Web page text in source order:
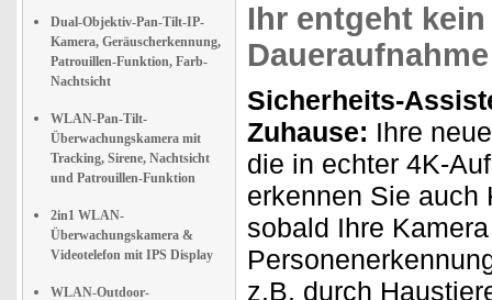
Dual-Objektiv-Pan-Tilt-IP-
Kamera, Geräuscherkennung,
Patrouillen-Funktion, Farb-
Nachtsicht
WLAN-Pan-Tilt-
Überwachungskamera mit
Tracking, Sirene, Nachtsicht
und Patrouillen-Funktion
2in1 WLAN-
Überwachungskamera &
Videotelefon mit IPS Display
WLAN-Outdoor-
Ihr entgeht
Daueraufnahme
Sicherheits-
Zuhause: Ihre
die in echter 4K-
erkennen Sie auch
sobald Ihre
z.B. durch